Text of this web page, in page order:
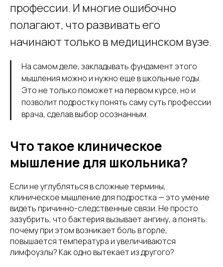
профессии. И многие ошибочно
полагают, что развивать его
начинают только в медицинском вузе.
На самом деле, закладывать фундамент этого
мышления можно и нужно еще в школьные годы.
Это не только поможет на первом курсе, но и
позволит подростку понять саму суть профессии
врача, сделав выбор осознанным.
Что такое клиническое
мышление для школьника?
Если не углубляться в сложные термины,
клиническое мышление для подростка — это умение
видеть причинно-следственные связи. Не просто
зазубрить, что бактерия вызывает ангину, а понять:
почему при этом возникает боль в горле,
повышается температура и увеличиваются
лимфоузлы? Как одно вытекает из другого?